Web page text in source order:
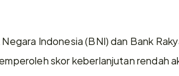
Indonesia (BNI) dan Bank
skor keberlanjutan rendah